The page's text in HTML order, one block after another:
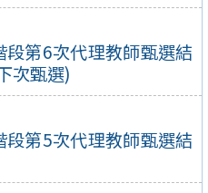
第6次代理教師甄選結
次甄選)
第5次代理教師甄選結